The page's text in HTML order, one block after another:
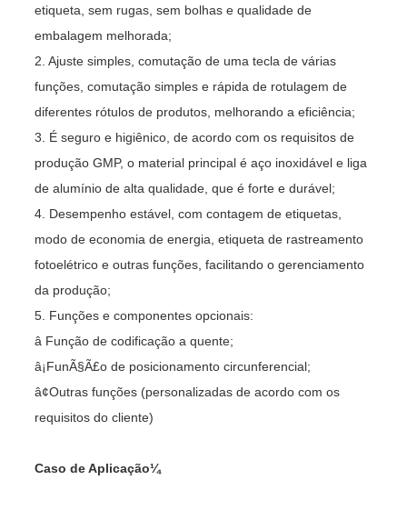
etiqueta, sem rugas, sem bolhas e qualidade de
embalagem melhorada;
2. Ajuste simples, comutação de uma tecla de várias
funções, comutação simples e rápida de rotulagem de
diferentes rótulos de produtos, melhorando a eficiência;
3. É seguro e higiênico, de acordo com os requisitos de
produção GMP, o material principal é aço inoxidável e liga
de alumínio de alta qualidade, que é forte e durável;
4. Desempenho estável, com contagem de etiquetas,
modo de economia de energia, etiqueta de rastreamento
fotoelétrico e outras funções, facilitando o gerenciamento
da produção;
5. Funções e componentes opcionais:
â Função de codificação a quente;
â¡FunÃ§Ã£o de posicionamento circunferencial;
â¢Outras funções (personalizadas de acordo com os
requisitos do cliente)
Caso de Aplicação¼